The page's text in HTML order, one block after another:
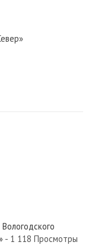
Север»
- 1 118 Просмотры